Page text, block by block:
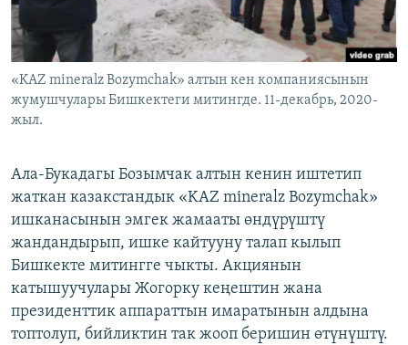
ЭЕ/АРнун бардык сайттары
«KAZ mineralz Bozymchak» алтын кен компаниясынын
жумушчулары Бишкектеги митингде. 11-декабрь, 2020-
жыл.
Ала-Букадагы Бозымчак алтын кенин иштетип
жаткан казакстандык «KAZ mineralz Bozymchak»
ишканасынын эмгек жамааты өндүрүштү
жандандырып, ишке кайтууну талап кылып
Бишкекте митингге чыкты. Акциянын
катышуучулары Жогорку кеңештин жана
президенттик аппараттын имаратынын алдына
топтолуп, бийликтин так жооп беришин өтүнүштү.